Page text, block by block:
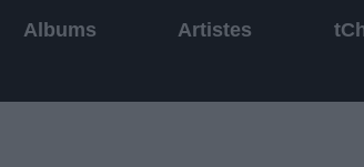
Albums Artistes